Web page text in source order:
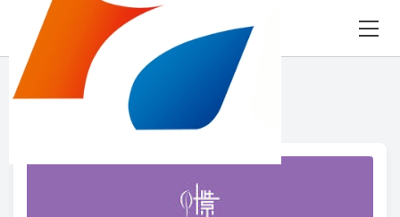
8月08日 星期六
“选项”相关 34 条